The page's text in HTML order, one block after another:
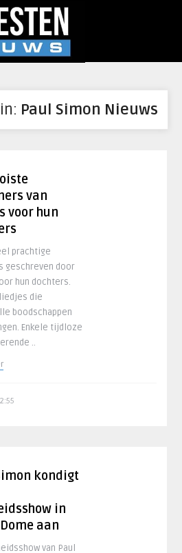
Paul Simon Nieuws
van
voor hun
prachtige
geschreven door
hun dochters.
die
boodschappen
Enkele tijdloze
..
kondigt
in
aan
van Paul